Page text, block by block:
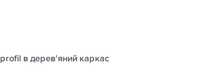
profil в дерев'яний каркас